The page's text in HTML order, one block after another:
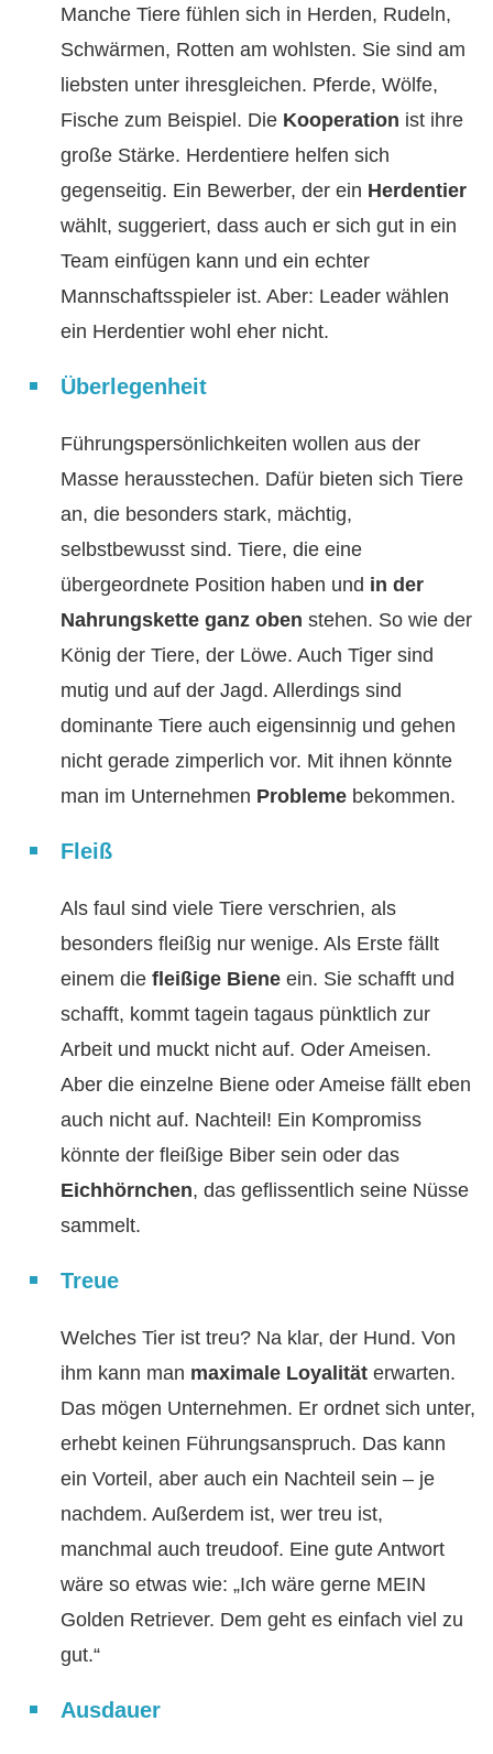
Manche Tiere fühlen sich in Herden, Rudeln,
Schwärmen, Rotten am wohlsten. Sie sind am
liebsten unter ihresgleichen. Pferde, Wölfe,
Fische zum Beispiel. Die Kooperation ist ihre
große Stärke. Herdentiere helfen sich
gegenseitig. Ein Bewerber, der ein Herdentier
wählt, suggeriert, dass auch er sich gut in ein
Team einfügen kann und ein echter
Mannschaftsspieler ist. Aber: Leader wählen
ein Herdentier wohl eher nicht.
Überlegenheit
Führungspersönlichkeiten wollen aus der
Masse herausstechen. Dafür bieten sich Tiere
an, die besonders stark, mächtig,
selbstbewusst sind. Tiere, die eine
übergeordnete Position haben und in der
Nahrungskette ganz oben stehen. So wie der
König der Tiere, der Löwe. Auch Tiger sind
mutig und auf der Jagd. Allerdings sind
dominante Tiere auch eigensinnig und gehen
nicht gerade zimperlich vor. Mit ihnen könnte
man im Unternehmen Probleme bekommen.
Fleiß
Als faul sind viele Tiere verschrien, als
besonders fleißig nur wenige. Als Erste fällt
einem die fleißige Biene ein. Sie schafft und
schafft, kommt tagein tagaus pünktlich zur
Arbeit und muckt nicht auf. Oder Ameisen.
Aber die einzelne Biene oder Ameise fällt eben
auch nicht auf. Nachteil! Ein Kompromiss
könnte der fleißige Biber sein oder das
Eichhörnchen, das geflissentlich seine Nüsse
sammelt.
Treue
Welches Tier ist treu? Na klar, der Hund. Von
ihm kann man maximale Loyalität erwarten.
Das mögen Unternehmen. Er ordnet sich unter,
erhebt keinen Führungsanspruch. Das kann
ein Vorteil, aber auch ein Nachteil sein – je
nachdem. Außerdem ist, wer treu ist,
manchmal auch treudoof. Eine gute Antwort
wäre so etwas wie: „Ich wäre gerne MEIN
Golden Retriever. Dem geht es einfach viel zu
gut.“
Ausdauer